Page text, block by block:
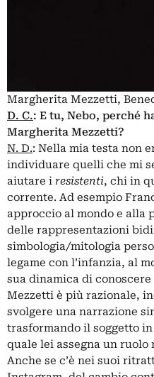
Margherita Mezzetti,
D. C.: E tu, Nebo, perché
Margherita Mezzetti?
N. D.: Nella mia testa non
individuare quelli che mi
aiutare i resistenti, chi in
corrente. Ad esempio
approccio al mondo e alla
delle rappresentazioni
simbologia/mitologia
legame con l’infanzia, al
sua dinamica di
Mezzetti è più razionale,
svolgere una narrazione
trasformando il soggetto
quale lei assegna un ruolo
Anche se c’è nei suoi